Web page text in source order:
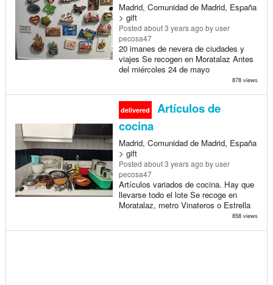
Madrid, Comunidad de Madrid, España
> gift
Posted about 3 years ago by user
pecosa47
20 imanes de nevera de ciudades y
viajes Se recogen en Moratalaz Antes
del miércoles 24 de mayo
878 views
delivered
Artículos de
cocina
Madrid, Comunidad de Madrid, España
> gift
Posted about 3 years ago by user
pecosa47
Artículos variados de cocina. Hay que
llevarse todo el lote Se recoge en
Moratalaz, metro Vinateros o Estrella
858 views